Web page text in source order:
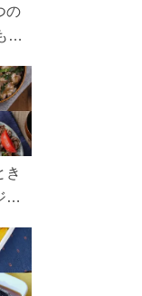
の
に
。
を
き
！